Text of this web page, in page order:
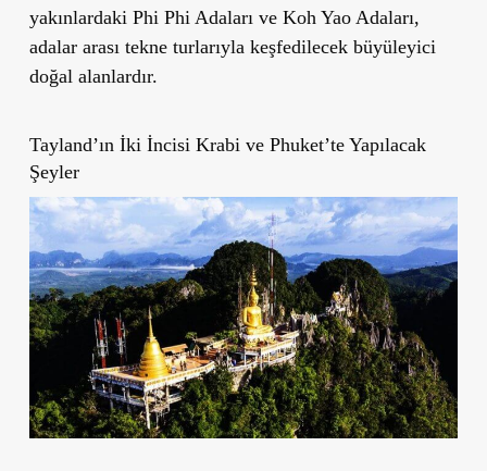
yakınlardaki Phi Phi Adaları ve Koh Yao Adaları,
adalar arası tekne turlarıyla keşfedilecek büyüleyici
doğal alanlardır.
Tayland’ın İki İncisi Krabi ve Phuket’te Yapılacak
Şeyler